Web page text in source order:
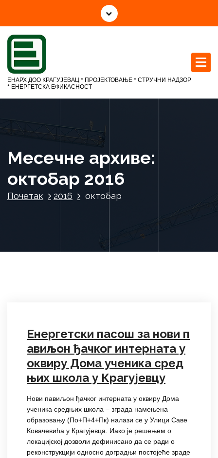
о
а
ЕНАРХ ДОО КРАГУЈЕВАЦ * ПРОЈЕКТОВАЊЕ * СТРУЧНИ НАДЗОР
* ЕНЕРГЕТСКА ЕФИКАСНОСТ
Месечне архиве:
октобар 2016
Почетак 2016 октобар
Енергетски пасош за нови п
авиљон ђачког интерната у
оквиру Дома ученика сред
њих школа у Крагујевцу
Нови павиљон ђачког интерната у оквиру Дома
ученика средњих школа – зграда намењена
образовању (По+П+4+Пк) налази се у Улици Саве
Ковачевића у Крагујевца. Иако је решењем о
локацијској дозволи дефинисано да се ради о
реконструкцији односно доградњи постојеће зраде